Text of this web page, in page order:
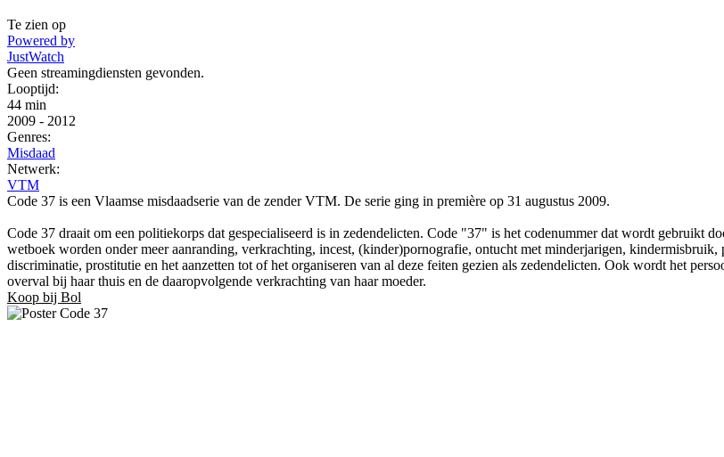
Te zien op
Powered by
JustWatch
Geen streamingdiensten gevonden.
Looptijd:
44 min
2009 - 2012
Genres:
Misdaad
Netwerk:
VTM
Code 37 is een Vlaamse misdaadserie van de zender VTM. De serie ging in première op 31 augustus 2009.
Code 37 draait om een politiekorps dat gespecialiseerd is in zedendelicten. Code "37" is het codenummer dat wordt gebruikt
wetboek worden onder meer aanranding, verkrachting, incest, (kinder)pornografie, ontucht met minderjarigen,
discriminatie, prostitutie en het aanzetten tot of het organiseren van al deze feiten gezien als zedendelicten. Ook wordt het
overval bij haar thuis en de daaropvolgende verkrachting van haar moeder.
Koop bij Bol